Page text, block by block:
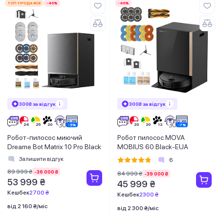
ТОП ПРОДАЖІВ -40%
300₴ за відгук
Робот-пилосос миючий
Dreame Bot Matrix 10 Pro Black
Залишити відгук
89 999 ₴ -36 000 ₴
53 999 ₴
Кешбек2700 ₴
від 2 160 ₴/міс
-46%
300₴ за відгук
Робот пилосос MOVA
MOBIUS 60 Black-EUA
6
84 999 ₴ -39 000 ₴
45 999 ₴
Кешбек2300 ₴
від 2 300 ₴/міс